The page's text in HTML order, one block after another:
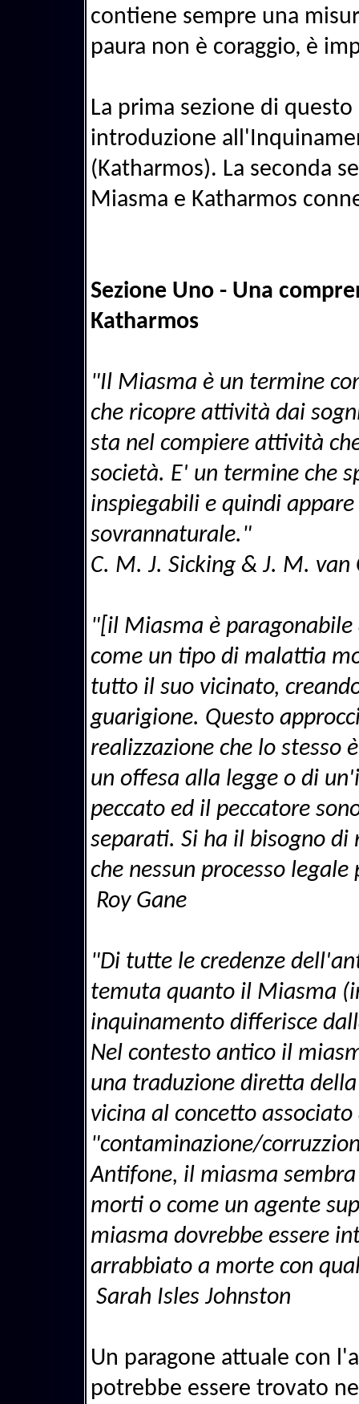
contiene sempre una
paura non è coraggio, è
La prima sezione di
introduzione
(Katharmos). La seconda
Miasma e Katharmos
Sezione Uno - Una
Katharmos
"Il Miasma è un termine
che ricopre attività dai
sta nel compiere attività
società. E' un termine che
inspiegabili e quindi appare
sovrannaturale."
C. M. J. Sicking & J. M. van
"[il Miasma è paragonabile
come un tipo di malattia
tutto il suo vicinato,
guarigione. Questo
realizzazione che lo stesso
un offesa alla legge o di
peccato ed il peccatore
separati. Si ha il bisogno
che nessun processo
Roy Gane
"Di tutte le credenze
temuta quanto il Miasma
inquinamento differisce
Nel contesto antico il
una traduzione diretta
vicina al concetto
"contaminazione/
Antifone, il miasma
morti o come un agente
miasma dovrebbe essere
arrabbiato a morte con
Sarah Isles Johnston
Un paragone attuale con
potrebbe essere trovato